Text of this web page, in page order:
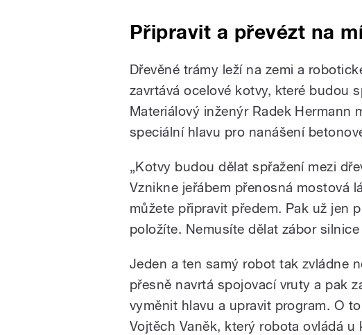
Připravit a převézt na
Dřevěné trámy leží na zemi a
zavrtává ocelové kotvy, které budou
Materiálový inženýr Radek Hermann
speciální hlavu pro nanášení
„Kotvy budou dělat spřažení mezi
Vznikne jeřábem přenosná mostová
můžete připravit předem. Pak už jen
položíte. Nemusíte dělat zábor
Jeden a ten samý robot tak zvládne
přesně navrtá spojovací vruty a pak
vyměnit hlavu a upravit program. O
Vojtěch Vaněk, který robota ovládá u